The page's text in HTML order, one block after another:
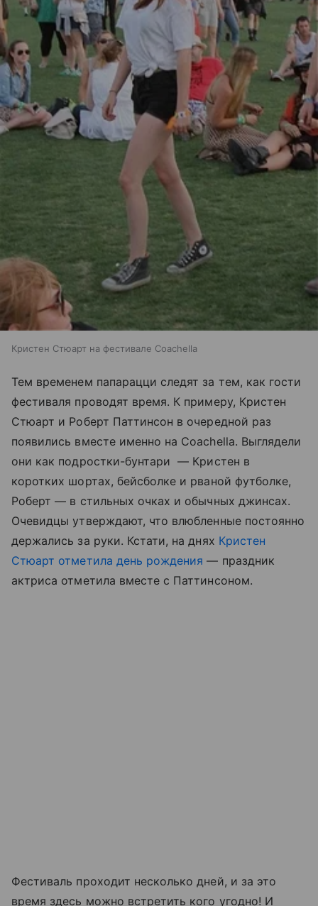
Кристен Стюарт на фестивале Coachella
Тем временем папарацци следят за тем, как гости
фестиваля проводят время. К примеру, Кристен
Стюарт и Роберт Паттинсон в очередной раз
появились вместе именно на Coachella. Выглядели
они как подростки-бунтари — Кристен в
коротких шортах, бейсболке и рваной футболке,
Роберт — в стильных очках и обычных джинсах.
Очевидцы утверждают, что влюбленные постоянно
держались за руки. Кстати, на днях Кристен
Стюарт отметила день рождения — праздник
актриса отметила вместе с Паттинсоном.
Фестиваль проходит несколько дней, и за это
время здесь можно встретить кого угодно! И